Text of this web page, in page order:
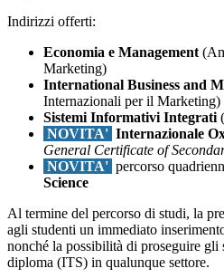
Indirizzi offerti:
Economia e Management
Marketing)
International Business and
Internazionali per il Marketing)
Sistemi Informativi Integrati
NOVITA' Internazionale
General Certificate of
NOVITA' percorso
Science
Al termine del percorso di studi, la
agli studenti un immediato
nonché la possibilità di proseguire
diploma (ITS) in qualunque settore.